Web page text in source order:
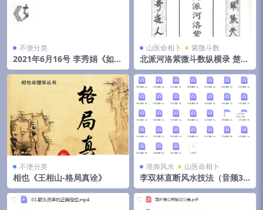
不便分类
2021年6月16号 李秀娟《如何
斗太岁》弟子班面授课
山医命相卜 紫微斗数
北派河洛紫微斗数纵横录 楚天
云阔
不便分类
相也《王相山-格局真诠》
堪舆风水 山医命相卜
李双林直断风水技法（音频31
集）